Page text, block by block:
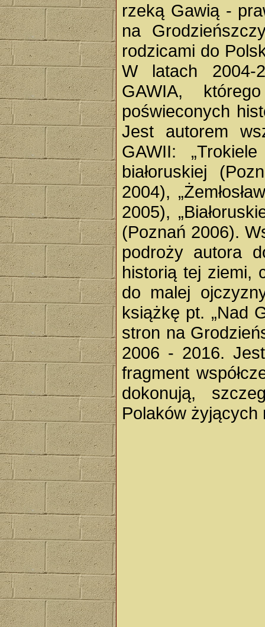
rzeką Gawią -
na
rodzicami do
W latach 2004-
GAWIA,
poświeconych
Jest autorem
GAWII:
białoruskiej
2004),
2005),
(Poznań 2006).
podroży autora
historią tej ziemi,
do malej
książkę pt. „Nad
stron na
2006 - 2016.
fragment
dokonują,
Polaków żyjących